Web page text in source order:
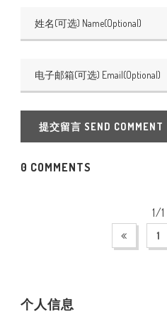
提交留言 SEND COMMENT
0 COMMENTS
1/1
1
个人信息